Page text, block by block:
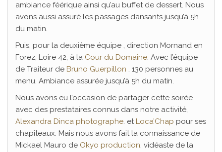
ambiance féérique ainsi qu’au buffet de dessert. Nous
avons aussi assuré les passages dansants jusqu’à 5h
du matin.
Puis, pour la deuxième équipe , direction Mornand en
Forez, Loire 42, à la Cour du Domaine. Avec l’équipe
de Traiteur de Bruno Guerpillon . 130 personnes au
menu. Ambiance assurée jusqu’à 5h du matin.
Nous avons eu l’occasion de partager cette soirée
avec des prestataires connus dans notre activité,
Alexandra Dinca photographe. et Loca’Chap pour ses
chapiteaux. Mais nous avons fait la connaissance de
Mickael Mauro de Okyo production, vidéaste de la